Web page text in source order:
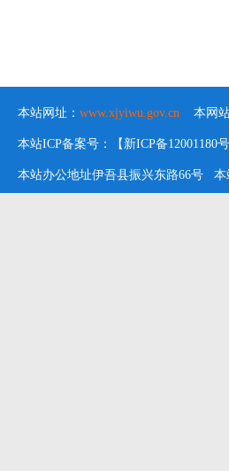
本站网址： www.xjyiwu.gov.cn 本网站
本站ICP备案号：【新ICP备12001180
本站办公地址伊吾县振兴东路66号 本